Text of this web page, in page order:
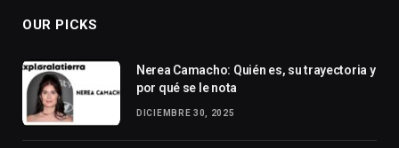
OUR PICKS
Nerea Camacho: Quién es, su trayectoria y
por qué se le nota
DICIEMBRE 30, 2025